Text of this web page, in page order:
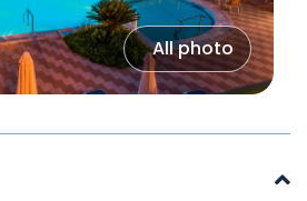
All photo